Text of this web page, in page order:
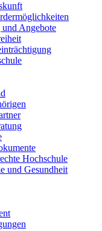
Angebote
Hochschule
und Gesundheit